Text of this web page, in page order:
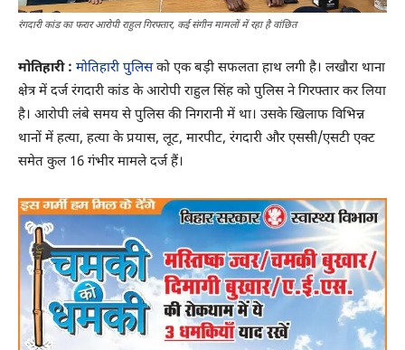
रंगदारी कांड का फरार आरोपी राहुल गिरफ्तार, कई संगीन मामलों में रहा है वांछित
मोतिहारी : मोतिहारी पुलिसको एक बड़ी सफलता हाथ लगी है। लखौरा थाना
क्षेत्र में दर्ज रंगदारी कांड के आरोपी राहुल सिंह को पुलिस ने गिरफ्तार कर लिया
है। आरोपी लंबे समय से पुलिस की निगरानी में था। उसके खिलाफ विभिन्न
थानों में हत्या, हत्या के प्रयास, लूट, मारपीट, रंगदारी और एससी/एसटी एक्ट
समेत कुल 16 गंभीर मामले दर्ज हैं।